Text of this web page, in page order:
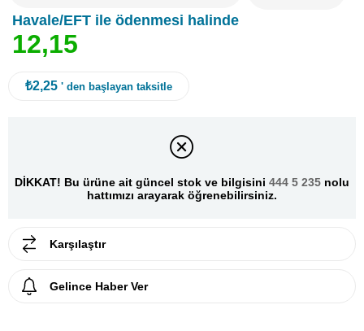
Havale/EFT ile ödenmesi halinde
12,15
₺2,25 ' den başlayan taksitle
DİKKAT! Bu ürüne ait güncel stok ve bilgisini 444 5 235 nolu
hattımızı arayarak öğrenebilirsiniz.
Karşılaştır
Gelince Haber Ver